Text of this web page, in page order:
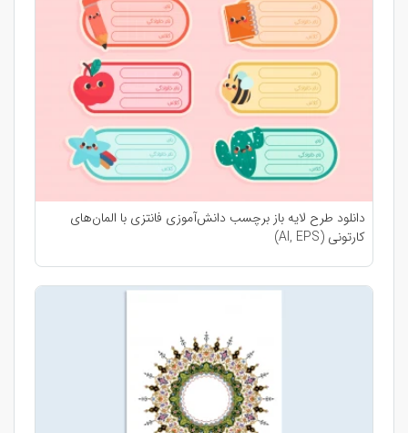
دانلود طرح لایه باز برچسب دانش‌آموزی فانتزی با المان‌های
کارتونی (AI, EPS)